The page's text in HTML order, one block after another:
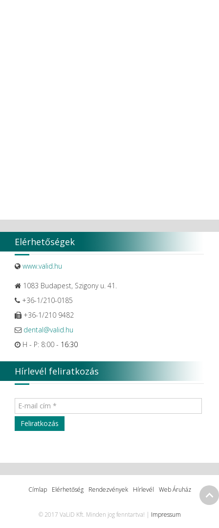
Elérhetőségek
www.valid.hu
1083 Budapest, Szigony u. 41.
+36-1/210-0185
+36-1/210 9482
dental@valid.hu
H - P: 8:00 - 16:30
Hírlevél feliratkozás
Címlap Elérhetőség Rendezvények Hírlevél Web Áruház
© 2017 VaLiD Kft. Minden jog fenntartva! | Impressum